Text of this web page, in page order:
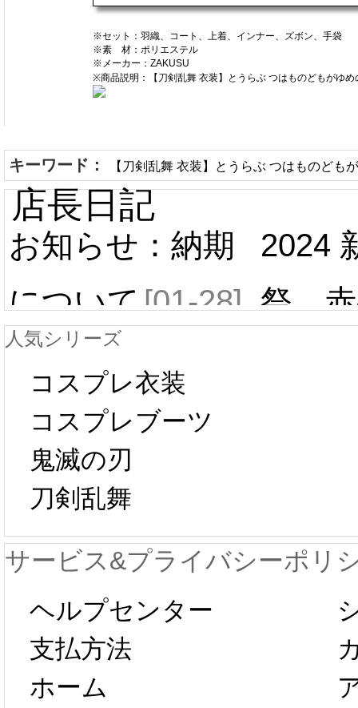
※セット：羽織、コート、上着、インナー、ズボン、手袋
※素 材：ポリエステル
※メーカー：ZAKUSU
※商品説明：【刀剣乱舞 衣装】とうらぶ つはものどもがゆ
キーワード： 【刀剣乱舞 衣装】とうらぶ つはものども
店長日記
お知らせ：納期
について[01-28]
中国旧正月の影
響で2024年2月5
日から工場生産
が一時停止いた
します。 2月5日
以後のご注文
は、2月25日か
2024
祭 赤
プレ
新春
字半
人気シリーズ
コスプレ衣装
コスプレブーツ
鬼滅の刃
刀剣乱舞
サービス&プライバシーポリ
ヘルプセンター
支払方法
ホーム